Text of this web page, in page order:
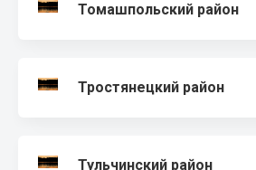
Томашпольский район
Тростянецкий район
Тульчинский район